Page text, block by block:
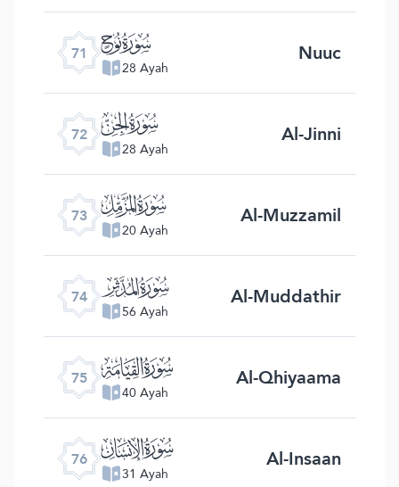
71 ﯴ
28 Ayah Nuuc
72 ﯵ
28 Ayah Al-Jinni
73 ﯶ
20 Ayah Al-Muzzamil
74 ﯷ
56 Ayah Al-Muddathir
75 ﯸ
40 Ayah Al-Qhiyaama
76 ﯹ
31 Ayah Al-Insaan